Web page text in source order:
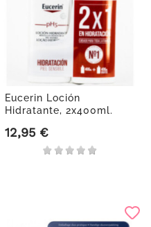
Eucerin Loción
Hidratante, 2x400ml.
Precio
12,95 €